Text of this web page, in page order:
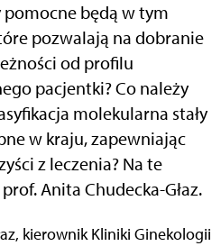
pomocne będą w tym
pozwalają na dobranie
od profilu
pacjentki? Co należy
molekularna stały
w kraju, zapewniając
z leczenia? Na te
Anita Chudecka-Głaz.